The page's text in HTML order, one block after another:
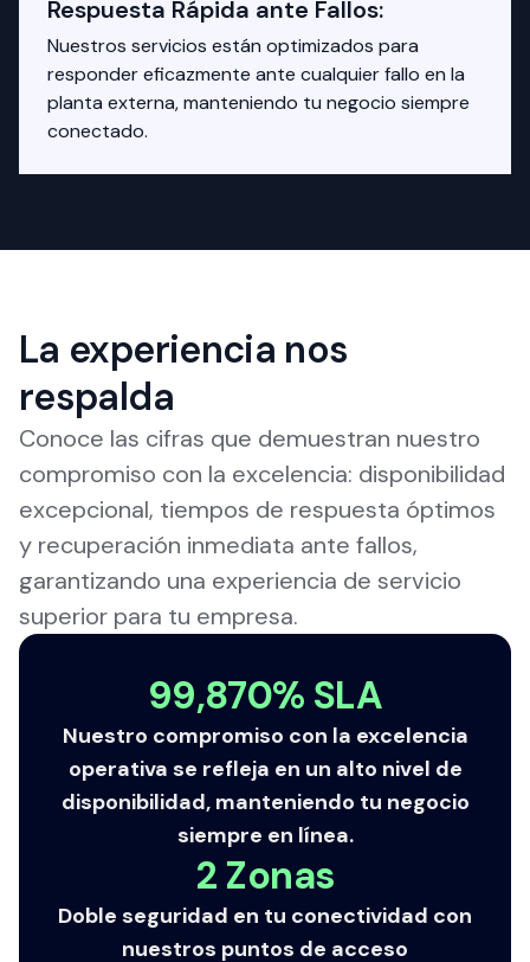
Respuesta Rápida ante Fallos:
Nuestros servicios están optimizados para
responder eficazmente ante cualquier fallo en la
planta externa, manteniendo tu negocio siempre
conectado.
La experiencia nos
respalda
Conoce las cifras que demuestran nuestro
compromiso con la excelencia: disponibilidad
excepcional, tiempos de respuesta óptimos
y recuperación inmediata ante fallos,
garantizando una experiencia de servicio
superior para tu empresa.
99,870% SLA
Nuestro compromiso con la excelencia
operativa se refleja en un alto nivel de
disponibilidad, manteniendo tu negocio
siempre en línea.
2 Zonas
Doble seguridad en tu conectividad con
nuestros puntos de acceso